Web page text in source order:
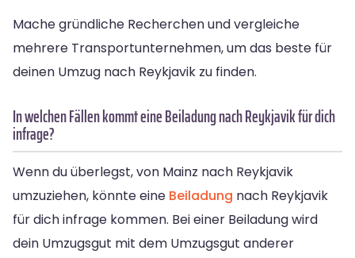
Mache gründliche Recherchen und vergleiche
mehrere Transportunternehmen, um das beste für
deinen Umzug nach Reykjavik zu finden.
In welchen Fällen kommt eine Beiladung nach Reykjavik für dich
infrage?
Wenn du überlegst, von Mainz nach Reykjavik
umzuziehen, könnte eine Beiladung nach Reykjavik
für dich infrage kommen. Bei einer Beiladung wird
dein Umzugsgut mit dem Umzugsgut anderer